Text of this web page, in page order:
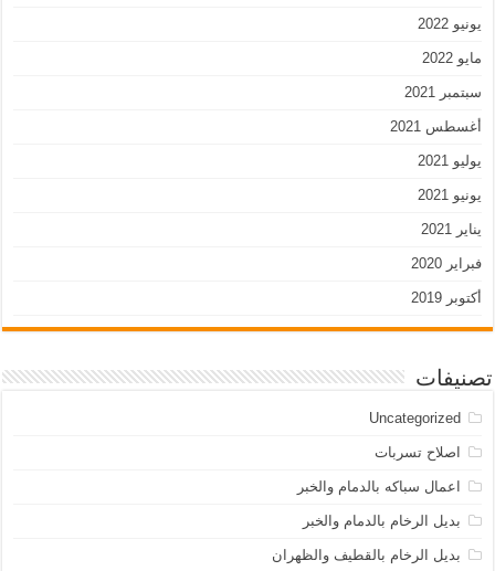
يونيو 2022
مايو 2022
سبتمبر 2021
أغسطس 2021
يوليو 2021
يونيو 2021
يناير 2021
فبراير 2020
أكتوبر 2019
تصنيفات
Uncategorized
اصلاح تسربات
اعمال سباكه بالدمام والخبر
بديل الرخام بالدمام والخبر
بديل الرخام بالقطيف والظهران